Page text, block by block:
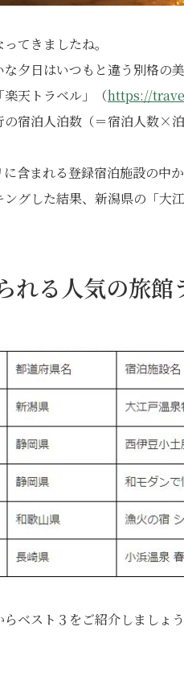
てきましたね。
夕日はいつもと違う別格の美
天トラベル」（https://
の宿泊人泊数（＝宿泊人数×
含まれる登録宿泊施設の中
グした結果、新潟県の「大
れる人気の旅館
ベスト３をご紹介しましょう